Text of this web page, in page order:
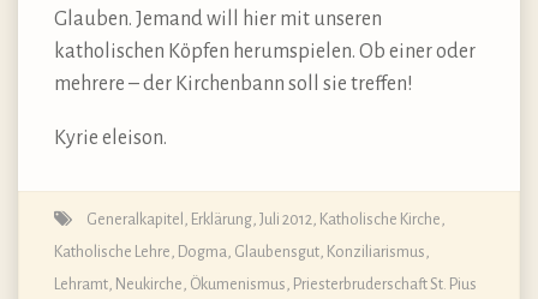
Glauben. Jemand will hier mit unseren
katholischen Köpfen herumspielen. Ob einer oder
mehrere – der Kirchenbann soll sie treffen!
Kyrie eleison.
Generalkapitel, Erklärung, Juli 2012, Katholische Kirche,
Katholische Lehre, Dogma, Glaubensgut, Konziliarismus,
Lehramt, Neukirche, Ökumenismus, Priesterbruderschaft St. Pius